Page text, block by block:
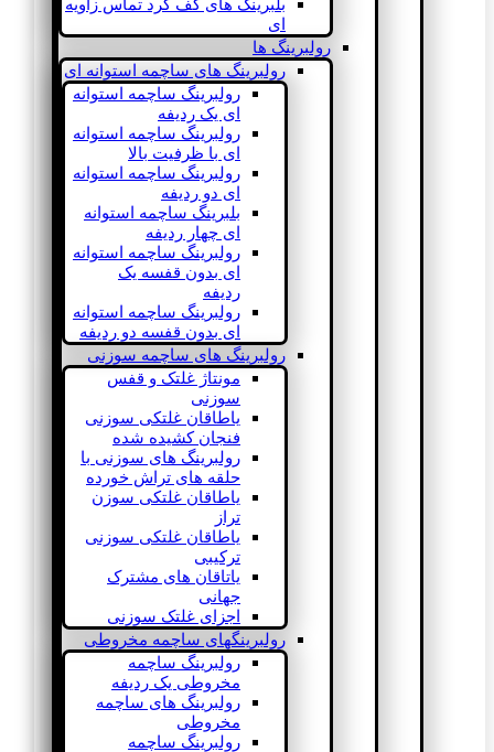
بلبرینگ های کف گرد تماس زاویه
ای
رولبرینگ ها
رولبرینگ های ساچمه استوانه ای
رولبرینگ ساچمه استوانه
ای یک ردیفه
رولبرینگ ساچمه استوانه
ای با ظرفیت بالا
رولبرینگ ساچمه استوانه
ای دو ردیفه
بلبرینگ ساچمه استوانه
ای چهار ردیفه
رولبرینگ ساچمه استوانه
ای بدون قفسه یک
ردیفه
رولبرینگ ساچمه استوانه
ای بدون قفسه دو ردیفه
رولبرینگ های ساچمه سوزنی
مونتاژ غلتک و قفس
سوزنی
یاطاقان غلتکی سوزنی
فنجان کشیده شده
رولبرینگ های سوزنی با
حلقه های تراش خورده
یاطاقان غلتکی سوزن
تراز
یاطاقان غلتکی سوزنی
ترکیبی
یاتاقان های مشترک
جهانی
اجزای غلتک سوزنی
رولبرینگهای ساچمه مخروطی
رولبرینگ ساچمه
مخروطی یک ردیفه
رولبرینگ های ساچمه
مخروطی
رولبرینگ ساچمه